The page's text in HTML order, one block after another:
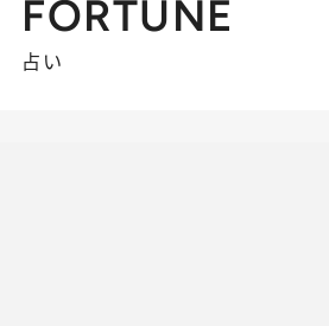
FORTUNE
占い